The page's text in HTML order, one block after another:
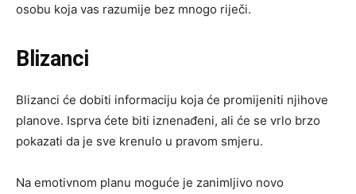
osobu koja vas razumije bez mnogo riječi.
Blizanci
Blizanci će dobiti informaciju koja će promijeniti njihove
planove. Isprva ćete biti iznenađeni, ali će se vrlo brzo
pokazati da je sve krenulo u pravom smjeru.
Na emotivnom planu moguće je zanimljivo novo